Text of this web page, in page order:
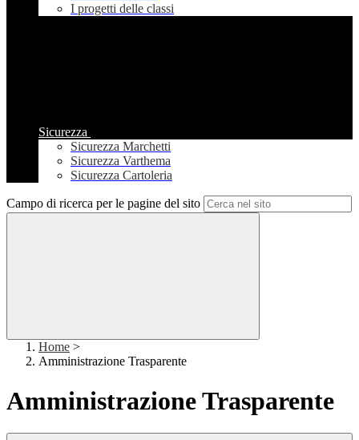
I progetti delle classi
Sicurezza
Sicurezza Marchetti
Sicurezza Varthema
Sicurezza Cartoleria
Campo di ricerca per le pagine del sito
Home >
Amministrazione Trasparente
Amministrazione Trasparente